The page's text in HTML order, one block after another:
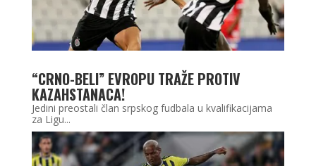
“CRNO-BELI” EVROPU TRAŽE PROTIV
KAZAHSTANACA!
Jedini preostali član srpskog fudbala u kvalifikacijama
za Ligu...